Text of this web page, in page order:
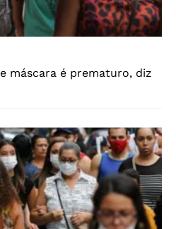
máscara é prematuro, diz